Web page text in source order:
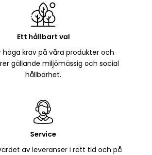
Ett hållbart val
höga krav på våra produkter och
gällande miljömässig och social
hållbarhet.
Service
av leveranser i rätt tid och på